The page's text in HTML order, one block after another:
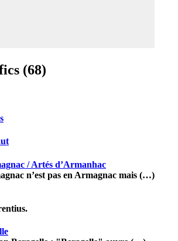
(68)
/ Artés d’Armanhac
n’est pas en Armagnac mais (…)